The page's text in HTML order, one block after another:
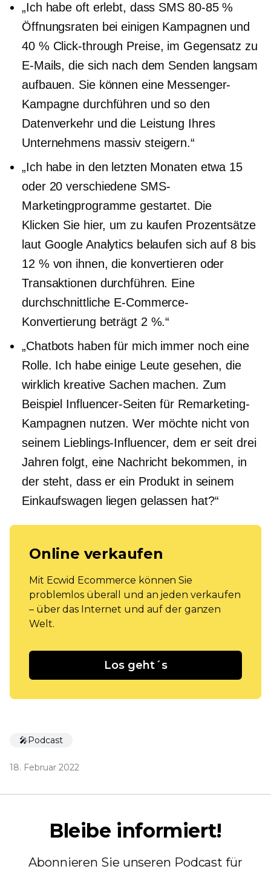
„Ich habe oft erlebt, dass SMS 80-85 %
Öffnungsraten bei einigen Kampagnen und
40 % Click-through Preise, im Gegensatz zu
E-Mails, die sich nach dem Senden langsam
aufbauen. Sie können eine Messenger-
Kampagne durchführen und so den
Datenverkehr und die Leistung Ihres
Unternehmens massiv steigern.“
„Ich habe in den letzten Monaten etwa 15
oder 20 verschiedene SMS-
Marketingprogramme gestartet. Die
Klicken Sie hier, um zu kaufen Prozentsätze
laut Google Analytics belaufen sich auf 8 bis
12 % von ihnen, die konvertieren oder
Transaktionen durchführen. Eine
durchschnittliche E-Commerce-
Konvertierung beträgt 2 %.“
„Chatbots haben für mich immer noch eine
Rolle. Ich habe einige Leute gesehen, die
wirklich kreative Sachen machen. Zum
Beispiel Influencer-Seiten für Remarketing-
Kampagnen nutzen. Wer möchte nicht von
seinem Lieblings-Influencer, dem er seit drei
Jahren folgt, eine Nachricht bekommen, in
der steht, dass er ein Produkt in seinem
Einkaufswagen liegen gelassen hat?“
Online verkaufen
Mit Ecwid Ecommerce können Sie
problemlos überall und an jeden verkaufen
– über das Internet und auf der ganzen
Welt.
Los geht´s
🎤Podcast
18. Februar 2022
Bleibe informiert!
Abonnieren Sie unseren Podcast für